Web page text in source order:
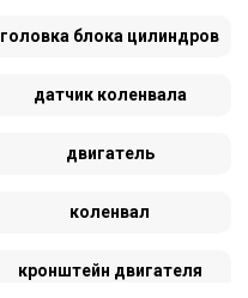
головка блока цилиндров
датчик коленвала
двигатель
коленвал
кронштейн двигателя